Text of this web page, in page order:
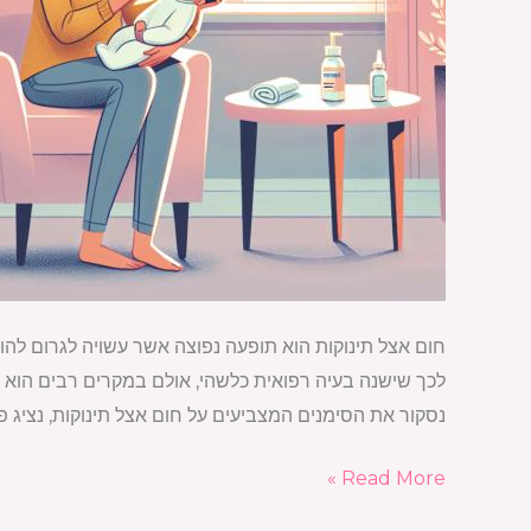
חום אצל תינוקות הוא תופעה נפוצה אשר עשויה לגרום
לכך שישנה בעיה רפואית כלשהי, אולם במקרים רבים
נסקור את הסימנים המצביעים על חום אצל תינוקות,
Read More »